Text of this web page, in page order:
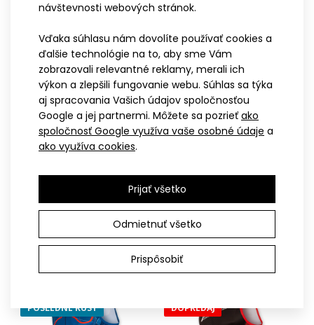
návštevnosti webových stránok.
Vďaka súhlasu nám dovolíte používať cookies a
ďalšie technológie na to, aby sme Vám
zobrazovali relevantné reklamy, merali ich
výkon a zlepšili fungovanie webu. Súhlas sa týka
aj spracovania Vašich údajov spoločnosťou
Google a jej partnermi. Môžete sa pozrieť ako
spoločnosť Google využíva vaše osobné údaje a
ako využíva cookies.
Prijať všetko
Odmietnuť všetko
Prispôsobiť
239,90€
DOPREDAJ
Triatlonové trenky RADIANT
41,91€
SLOVAKIA
POSLEDNÉ KUSY
DOPREDAJ